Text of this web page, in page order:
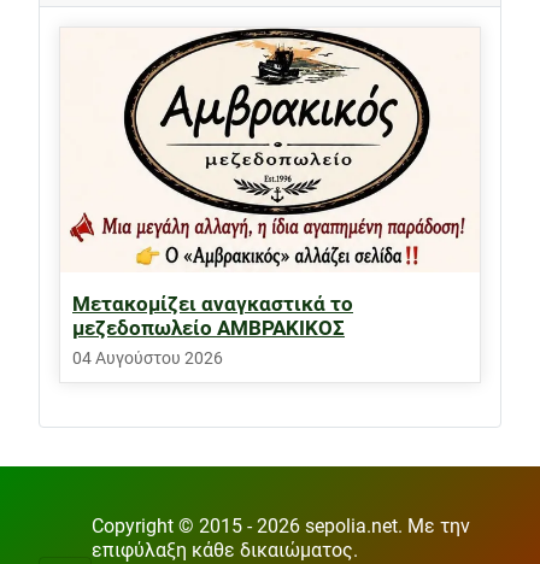
Μετακομίζει αναγκαστικά το
μεζεδοπωλείο ΑΜΒΡΑΚΙΚΟΣ
04 Αυγούστου 2026
Copyright © 2015 - 2026 sepolia.net. Με την
επιφύλαξη κάθε δικαιώματος.